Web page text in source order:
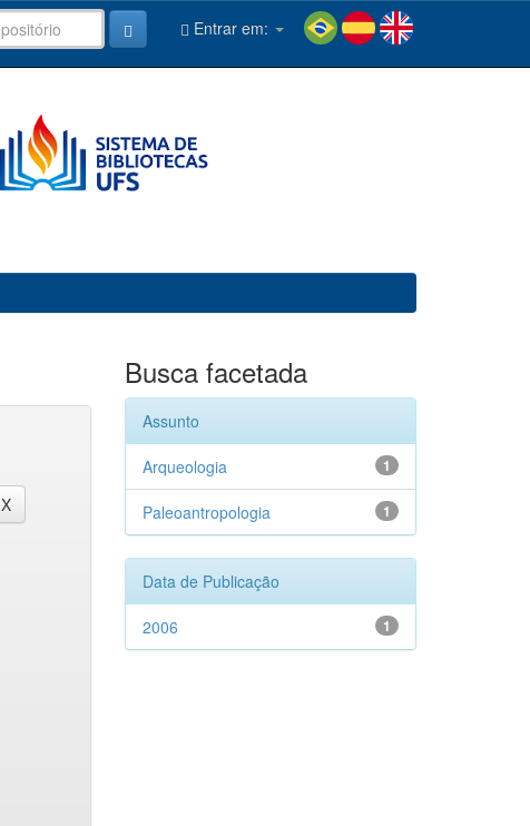
Entrar em:
Busca facetada
Assunto
1
Arqueologia
1
Paleoantropologia
Data de Publicação
1
2006